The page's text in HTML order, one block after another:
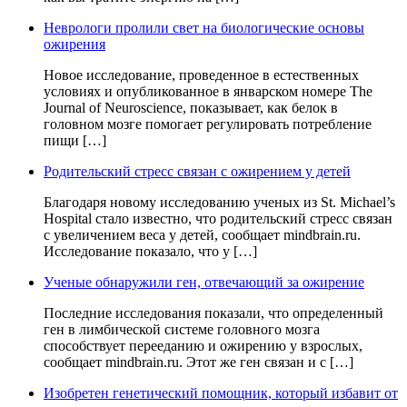
Неврологи пролили свет на биологические основы
ожирения
Новое исследование, проведенное в естественных
условиях и опубликованное в январском номере The
Journal of Neuroscience, показывает, как белок в
головном мозге помогает регулировать потребление
пищи […]
Родительский стресс связан с ожирением у детей
Благодаря новому исследованию ученых из St. Michael’s
Hospital стало известно, что родительский стресс связан
с увеличением веса у детей, сообщает mindbrain.ru.
Исследование показало, что у […]
Ученые обнаружили ген, отвечающий за ожирение
Последние исследования показали, что определенный
ген в лимбической системе головного мозга
способствует перееданию и ожирению у взрослых,
сообщает mindbrain.ru. Этот же ген связан и с […]
Изобретен генетический помощник, который избавит от